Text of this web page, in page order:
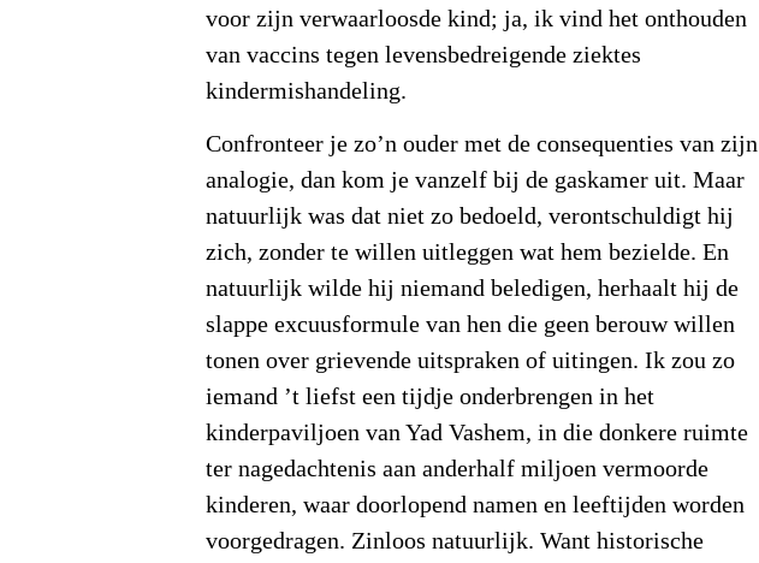
voor zijn verwaarloosde kind; ja, ik vind het onthouden
van vaccins tegen levensbedreigende ziektes
kindermishandeling.
Confronteer je zo’n ouder met de consequenties van zijn
analogie, dan kom je vanzelf bij de gaskamer uit. Maar
natuurlijk was dat niet zo bedoeld, verontschuldigt hij
zich, zonder te willen uitleggen wat hem bezielde. En
natuurlijk wilde hij niemand beledigen, herhaalt hij de
slappe excuusformule van hen die geen berouw willen
tonen over grievende uitspraken of uitingen. Ik zou zo
iemand ’t liefst een tijdje onderbrengen in het
kinderpaviljoen van Yad Vashem, in die donkere ruimte
ter nagedachtenis aan anderhalf miljoen vermoorde
kinderen, waar doorlopend namen en leeftijden worden
voorgedragen. Zinloos natuurlijk. Want historische